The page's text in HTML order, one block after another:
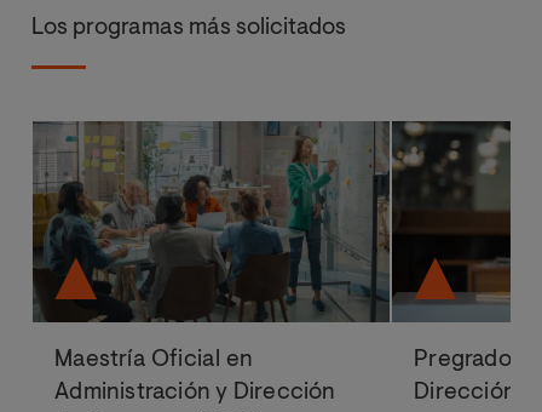
Los programas más solicitados
Maestría Oficial en
Administración y Dirección
Pregrado
Dirección